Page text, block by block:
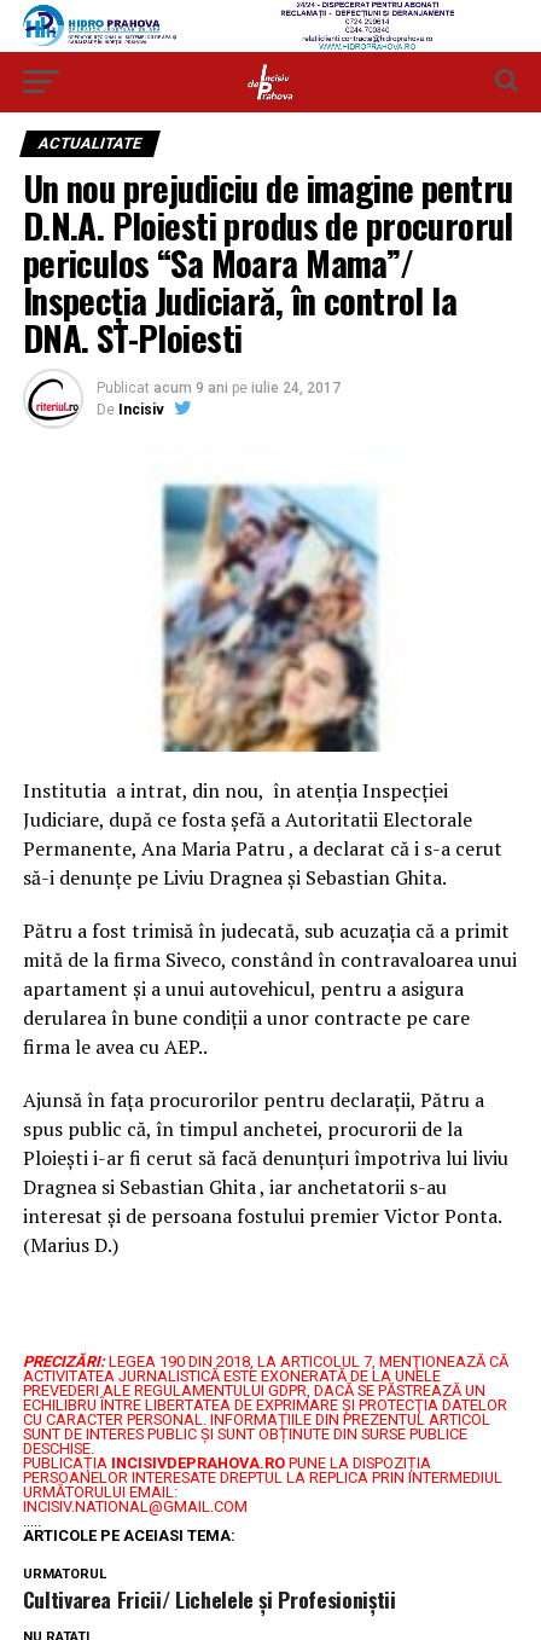
ACTUALITATE
Un nou prejudiciu de imagine pentru
D.N.A. Ploiesti produs de procurorul
periculos “Sa Moara Mama”/
Inspecția Judiciară, în control la
DNA. ST-Ploiesti
Publicat acum 9 ani pe iulie 24, 2017
De Incisiv
Institutia a intrat, din nou, în atenția Inspecției
Judiciare, după ce fosta șefă a Autoritatii Electorale
Permanente, Ana Maria Patru , a declarat că i s-a cerut
să-i denunțe pe Liviu Dragnea și Sebastian Ghita.
Pătru a fost trimisă în judecată, sub acuzația că a primit
mită de la firma Siveco, constând în contravaloarea unui
apartament și a unui autovehicul, pentru a asigura
derularea în bune condiții a unor contracte pe care
firma le avea cu AEP..
Ajunsă în fața procurorilor pentru declarații, Pătru a
spus public că, în timpul anchetei, procurorii de la
Ploiești i-ar fi cerut să facă denunțuri împotriva lui liviu
Dragnea si Sebastian Ghita , iar anchetatorii s-au
interesat și de persoana fostului premier Victor Ponta.
(Marius D.)
PRECIZĂRI: LEGEA 190 DIN 2018, LA ARTICOLUL 7, MENŢIONEAZĂ CĂ
ACTIVITATEA JURNALISTICĂ ESTE EXONERATĂ DE LA UNELE
PREVEDERI ALE REGULAMENTULUI GDPR, DACĂ SE PĂSTREAZĂ UN
ECHILIBRU ÎNTRE LIBERTATEA DE EXPRIMARE ŞI PROTECŢIA DATELOR
CU CARACTER PERSONAL. INFORMAȚIILE DIN PREZENTUL ARTICOL
SUNT DE INTERES PUBLIC ȘI SUNT OBȚINUTE DIN SURSE PUBLICE
DESCHISE.
PUBLICAȚIA INCISIVDEPRAHOVA.ROPUNE LA DISPOZIȚIA
PERSOANELOR INTERESATE DREPTUL LA REPLICA PRIN INTERMEDIUL
URMĂTORULUI EMAIL:
INCISIV.NATIONAL@GMAIL.COM
.....
ARTICOLE PE ACEIASI TEMA:
URMATORUL
Cultivarea Fricii/ Lichelele și Profesioniștii